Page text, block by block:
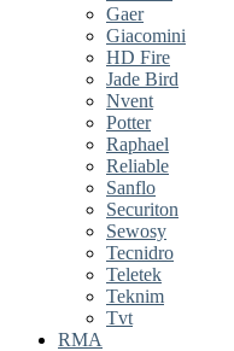
Gaer
Giacomini
HD Fire
Jade Bird
Nvent
Potter
Raphael
Reliable
Sanflo
Securiton
Sewosy
Tecnidro
Teletek
Teknim
Tvt
RMA